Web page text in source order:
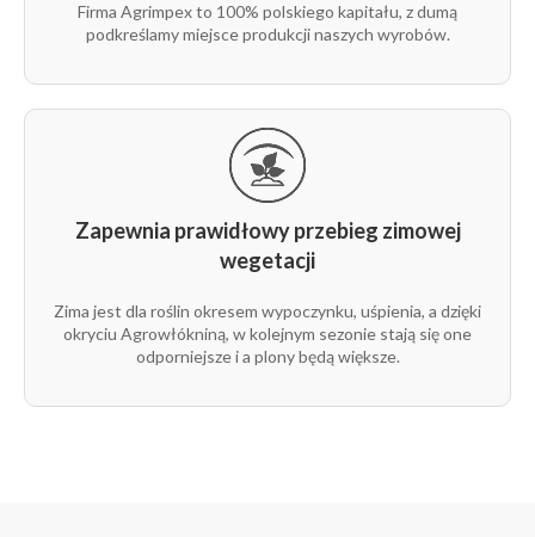
Firma Agrimpex to 100% polskiego kapitału, z dumą
podkreślamy miejsce produkcji naszych wyrobów.
Zapewnia prawidłowy przebieg zimowej
wegetacji
Zima jest dla roślin okresem wypoczynku, uśpienia, a dzięki
okryciu Agrowłókniną, w kolejnym sezonie stają się one
odporniejsze i a plony będą większe.